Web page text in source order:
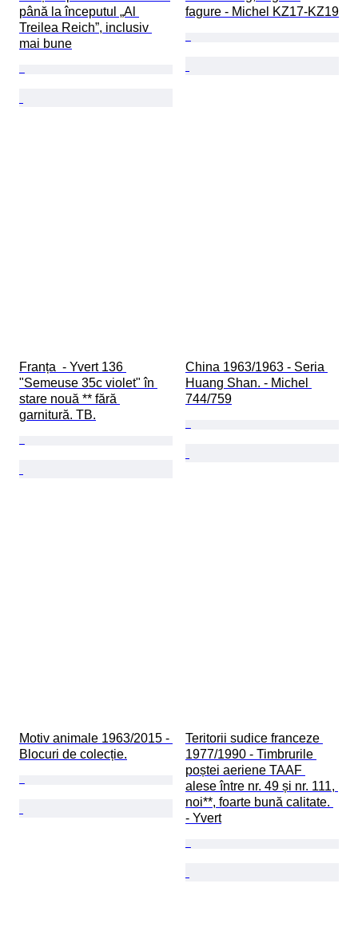
până la începutul „Al
Treilea Reich”, inclusiv
mai bune
fagure - Michel KZ17-KZ19
Franța  - Yvert 136
"Semeuse 35c violet" în
stare nouă ** fără
garnitură. TB.
China 1963/1963 - Seria
Huang Shan. - Michel
744/759
Motiv animale 1963/2015 -
Blocuri de colecție.
Teritorii sudice franceze
1977/1990 - Timbrurile
poștei aeriene TAAF
alese între nr. 49 și nr. 111,
noi**, foarte bună calitate.
- Yvert